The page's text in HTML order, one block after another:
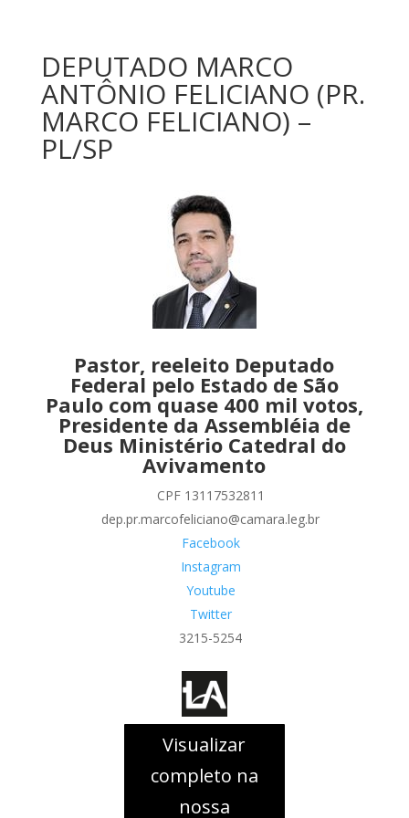
DEPUTADO MARCO
ANTÔNIO FELICIANO (PR.
MARCO FELICIANO) –
PL/SP
Pastor, reeleito Deputado
Federal pelo Estado de São
Paulo com quase 400 mil votos,
Presidente da Assembléia de
Deus Ministério Catedral do
Avivamento
CPF 13117532811
dep.pr.marcofeliciano@camara.leg.br
Facebook
Instagram
Youtube
Twitter
3215-5254
Visualizar
completo na
nossa